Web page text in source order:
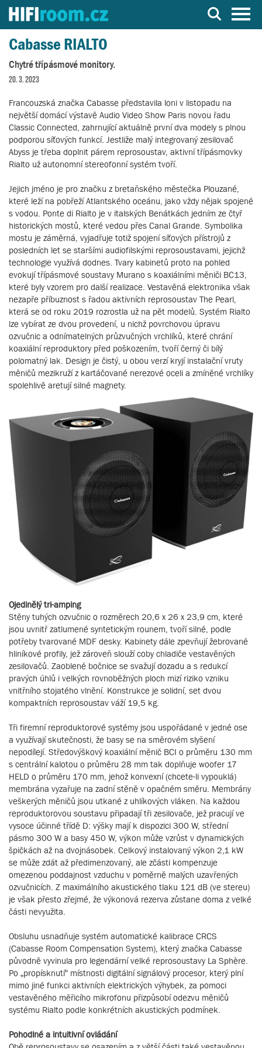
Server o Hi-Fi a AV technice
Cabasse RIALTO
Chytré třípásmové monitory.
20. 3. 2023
Francouzská značka Cabasse představila loni v listopadu na
největší domácí výstavě Audio Video Show Paris novou řadu
Classic Connected, zahrnující aktuálně první dva modely s plnou
podporou síťových funkcí. Jestliže malý integrovaný zesilovač
Abyss je třeba doplnit párem reprosoustav, aktivní třípásmovky
Rialto už autonomní stereofonní systém tvoří.
Jejich jméno je pro značku z bretaňského městečka Plouzané,
které leží na pobřeží Atlantského oceánu, jako vždy nějak spojené
s vodou. Ponte di Rialto je v italských Benátkách jedním ze čtyř
historických mostů, které vedou přes Canal Grande. Symbolika
mostu je záměrná, vyjadřuje totiž spojení síťových přístrojů z
posledních let se staršími audiofilskými reprosoustavami, jejichž
technologie využívá dodnes. Tvary kabinetů proto na pohled
evokují třípásmové soustavy Murano s koaxiálními měniči BC13,
které byly vzorem pro další realizace. Vestavěná elektronika však
nezapře příbuznost s řadou aktivních reprosoustav The Pearl,
která se od roku 2019 rozrostla už na pět modelů. Systém Rialto
lze vybírat ze dvou provedení, u nichž povrchovou úpravu
ozvučnic a odnímatelných průzvučných vrchlíků, které chrání
koaxiální reproduktory před poškozením, tvoří černý či bílý
polomatný lak. Design je čistý, u obou verzí kryjí instalační vruty
měničů mezikruží z kartáčované nerezové oceli a zmíněné vrchlíky
spolehlivě aretují silné magnety.
Ojedinělý tri-amping
Stěny tuhých ozvučnic o rozměrech 20,6 x 26 x 23,9 cm, které
jsou uvnitř zatlumené syntetickým rounem, tvoří silné, podle
potřeby tvarované MDF desky. Kabinety dále zpevňují žebrované
hliníkové profily, jež zároveň slouží coby chladiče vestavěných
zesilovačů. Zaoblené bočnice se svažují dozadu a s redukcí
pravých úhlů i velkých rovnoběžných ploch mizí riziko vzniku
vnitřního stojatého vlnění. Konstrukce je solidní, set dvou
kompaktních reprosoustav váží 19,5 kg.
Tři firemní reproduktorové systémy jsou uspořádané v jedné ose
a využívají skutečnosti, že basy se na směrovém slyšení
nepodílejí. Středovýškový koaxiální měnič BCI o průměru 130 mm
s centrální kalotou o průměru 28 mm tak doplňuje woofer 17
HELD o průměru 170 mm, jehož konvexní (chcete-li vypouklá)
membrána vyzařuje na zadní stěně v opačném směru. Membrány
veškerých měničů jsou utkané z uhlíkových vláken. Na každou
reproduktorovou soustavu připadají tři zesilovače, jež pracují ve
vysoce účinné třídě D: výšky mají k dispozici 300 W, střední
pásmo 300 W a basy 450 W, výkon může vzrůst v dynamických
špičkách až na dvojnásobek. Celkový instalovaný výkon 2,1 kW
se může zdát až předimenzovaný, ale zčásti kompenzuje
omezenou poddajnost vzduchu v poměrně malých uzavřených
ozvučnicích. Z maximálního akustického tlaku 121 dB (ve stereu)
je však přesto zřejmé, že výkonová rezerva zůstane doma z velké
části nevyužita.
Obsluhu usnadňuje systém automatické kalibrace CRCS
(Cabasse Room Compensation System), který značka Cabasse
původně vyvinula pro legendární velké reprosoustavy La Sphère.
Po „propísknutí“ místnosti digitální signálový procesor, který plní
mimo jiné funkci aktivních elektrických výhybek, za pomoci
vestavěného měřicího mikrofonu přizpůsobí odezvu měničů
systému Rialto podle konkrétních akustických podmínek.
Pohodlné a intuitivní ovládání